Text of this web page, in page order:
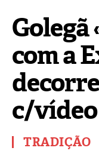
Golegã
com a
c/vídeo
TRADIÇÃO